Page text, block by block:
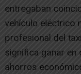
entregaban
vehículo eléctrico
profesional del
significa ganar en
ahorros